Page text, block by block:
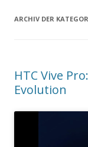
ARCHIV DER
HTC Vive
Evolution